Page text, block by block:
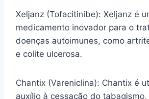
Xeljanz (Tofacitinibe): Xeljanz é
medicamento inovador para o
doenças autoimunes, como
e colite ulcerosa.
Chantix (Vareniclina): Chantix é
auxílio à cessação do